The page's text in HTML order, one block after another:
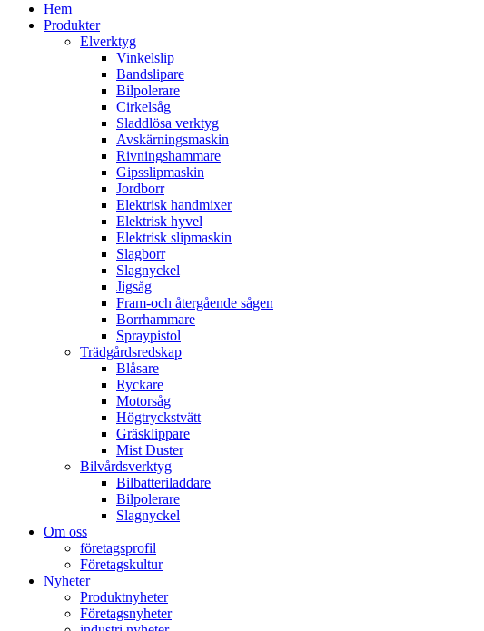
Hem
Produkter
Elverktyg
Vinkelslip
Bandslipare
Bilpolerare
Cirkelsåg
Sladdlösa verktyg
Avskärningsmaskin
Rivningshammare
Gipsslipmaskin
Jordborr
Elektrisk handmixer
Elektrisk hyvel
Elektrisk slipmaskin
Slagborr
Slagnyckel
Jigsåg
Fram-och återgående sågen
Borrhammare
Spraypistol
Trädgårdsredskap
Blåsare
Ryckare
Motorsåg
Högtryckstvätt
Gräsklippare
Mist Duster
Bilvårdsverktyg
Bilbatteriladdare
Bilpolerare
Slagnyckel
Om oss
företagsprofil
Företagskultur
Nyheter
Produktnyheter
Företagsnyheter